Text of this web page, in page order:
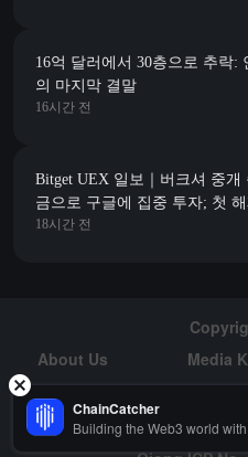
16억 달러에서 30층으로 추락:
의 마지막 결말
16시간 전
Bitget UEX 일보｜버크셔 중개
금으로 구글에 집중 투자; 첫
없이, SpaceX(SPCX.US) 연속
18시간 전
About Us
Media
Risk Warning
Hiring
ChainCatcher
Building the Web3 world